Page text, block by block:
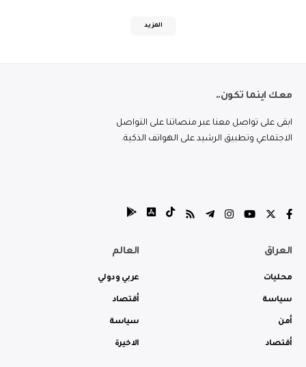
المزيد
معك اينما تكون..
ابقى على تواصل معنا عبر منصاتنا على التواصل
الاجتماعي وتطبيق الرشيد على الهواتف الذكية.
العراق
محليات
سياسة
أمن
أقتصاد
العالم
عربي ودولي
أقتصاد
سياسة
الاخيرة